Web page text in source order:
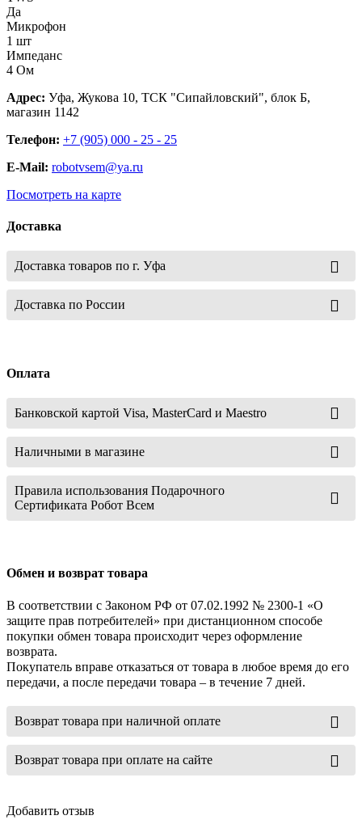
Да
Микрофон
1 шт
Импеданс
4 Ом
Адрес: Уфа, Жукова 10, ТСК "Сипайловский", блок Б,
магазин 1142
Телефон: +7 (905) 000 - 25 - 25
E-Mail: robotvsem@ya.ru
Посмотреть на карте
Доставка
Доставка товаров по г. Уфа
Доставка по России
Оплата
Банковской картой Visa, MasterCard и Maestro
Наличными в магазине
Правила использования Подарочного
Сертификата Робот Всем
Обмен и возврат товара
В соответствии с Законом РФ от 07.02.1992 № 2300-1 «О
защите прав потребителей» при дистанционном способе
покупки обмен товара происходит через оформление
возврата.
Покупатель вправе отказаться от товара в любое время до его
передачи, а после передачи товара – в течение 7 дней.
Возврат товара при наличной оплате
Возврат товара при оплате на сайте
Добавить отзыв